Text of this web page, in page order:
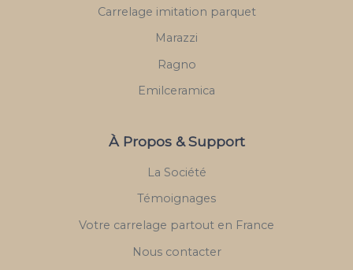
Carrelage imitation parquet
Marazzi
Ragno
Emilceramica
À Propos & Support
La Société
Témoignages
Votre carrelage partout en France
Nous contacter